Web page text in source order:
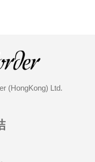
(HongKong) Ltd.